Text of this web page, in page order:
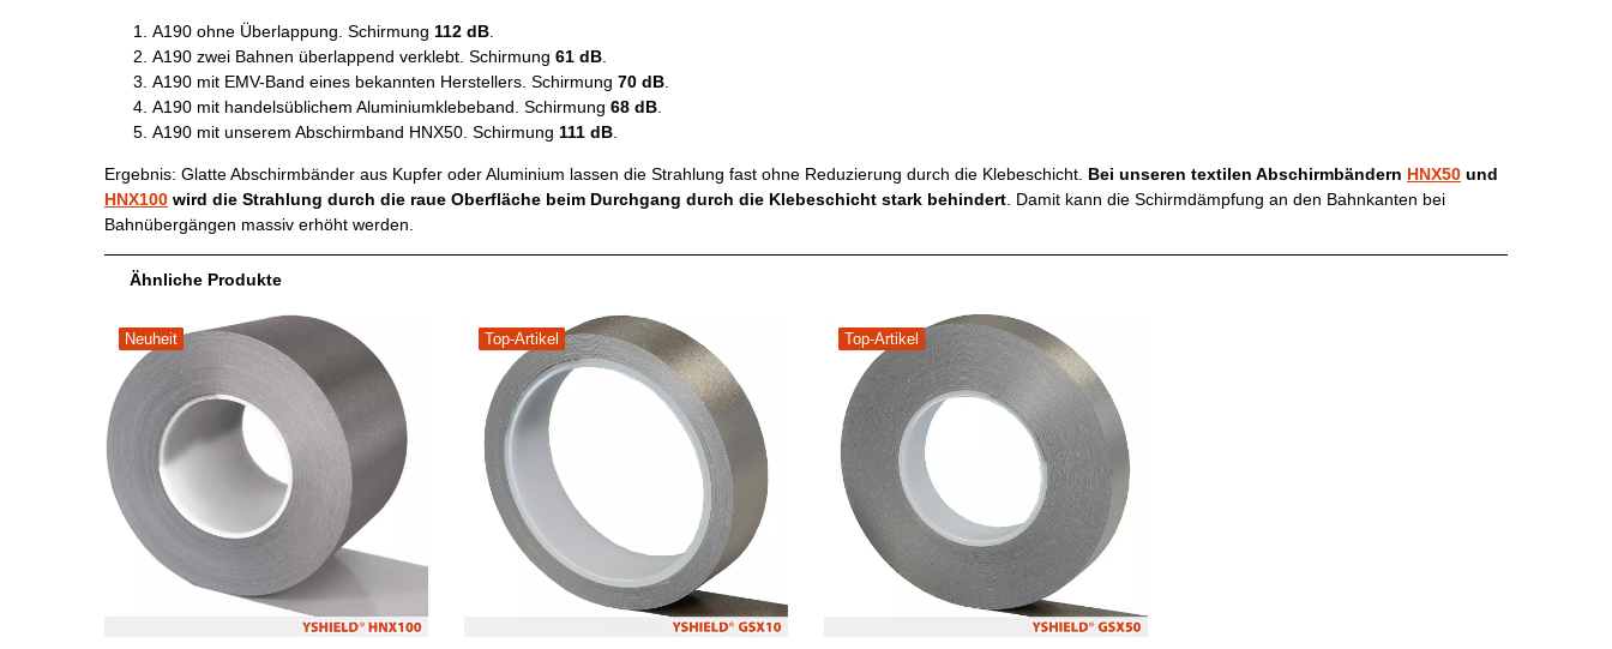
A190 ohne Überlappung. Schirmung 112 dB
A190 zwei Bahnen überlappend verklebt. Schirmung 61 dB
A190 mit EMV-Band eines bekannten Herstellers. Schirmung 70 dB
A190 mit handelsüblichem Aluminiumklebeband. Schirmung 68 dB
A190 mit unserem Abschirmband HNX50. Schirmung 111 dB
Ergebnis: Glatte Abschirmbänder aus Kupfer oder Aluminium lassen die Strahlung fast ohne Reduzierung durch die Klebeschicht. Bei unseren textilen Abschirmbändern HNX50 und
HNX100 wird die Strahlung durch die raue Oberfläche beim Durchgang durch die Klebeschicht stark behindert . Damit kann die Schirmdämpfung an den Bahnkanten bei
Bahnübergängen massiv erhöht werden.
Ähnliche Produkte
Neuheit Top-Artikel Top-Artikel